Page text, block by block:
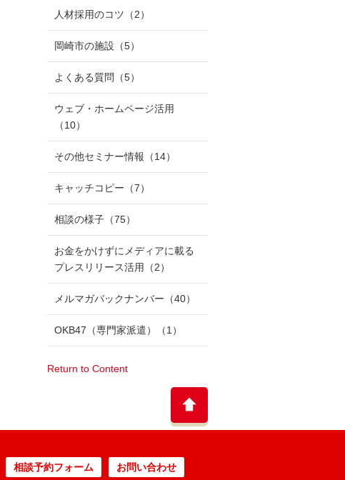
人材採用のコツ （2）
岡崎市の施設 （5）
よくある質問 （5）
ウェブ・ホームページ活用
（10）
その他セミナー情報 （14）
キャッチコピー （7）
相談の様子 （75）
お金をかけずにメディアに載る
プレスリリース活用
（2）
メルマガバックナンバー （40）
OKB47（専門家派遣） （1）
Return to Content
相談予約フォーム お問い合わせ